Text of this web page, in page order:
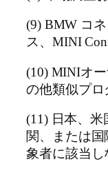
(9) BMW コ
ス、MINI
(10) MINIオ
の他類似プ
(11) 日本、
関、または
象者に該当